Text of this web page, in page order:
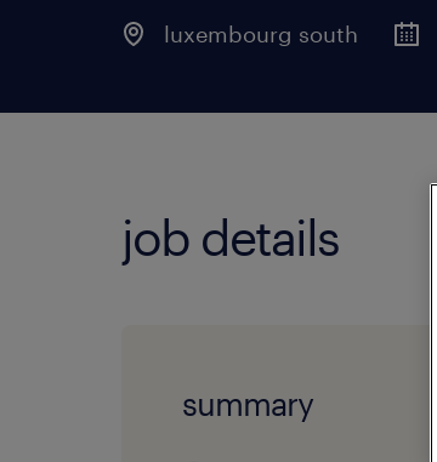
luxembourg south
job details
summary